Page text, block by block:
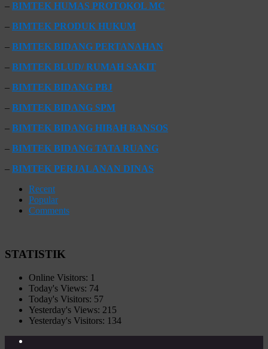
– BIMTEK HUMAS PROTOKOL MC
– BIMTEK PRODUK HUKUM
– BIMTEK BIDANG PERTANAHAN
– BIMTEK BLUD/ RUMAH SAKIT
– BIMTEK BIDANG PBJ
– BIMTEK BIDANG SPM
– BIMTEK BIDANG HIBAH BANSOS
– BIMTEK BIDANG TATA RUANG
– BIMTEK PERJALANAN DINAS
Recent
Popular
Comments
STATISTIK
Online Visitors: 1
Today's Views: 74
Today's Visitors: 57
Yesterday's Views: 215
Yesterday's Visitors: 134